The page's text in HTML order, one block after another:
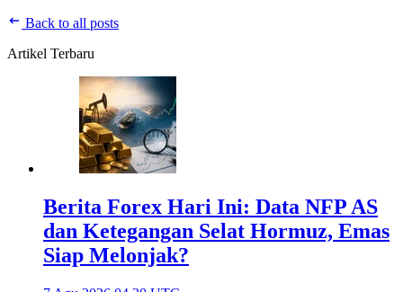
Back to all posts
Artikel Terbaru
Berita Forex Hari Ini: Data NFP AS
dan Ketegangan Selat Hormuz, Emas
Siap Melonjak?